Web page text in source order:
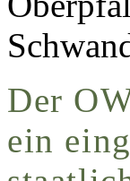
Der
ein